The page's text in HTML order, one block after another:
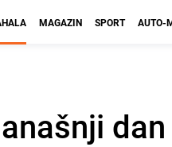
MAGAZIN SPORT AUTO-